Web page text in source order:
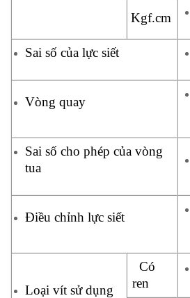
Kgf.cm
Sai số của lực siết
Vòng quay
Sai số cho phép của vòng
tua
Điều chỉnh lực siết
Loại vít sử dụng
Có
ren